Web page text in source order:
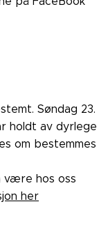
Søndag 23.
holdt av dyrlege
om bestemmes
være hos oss
her